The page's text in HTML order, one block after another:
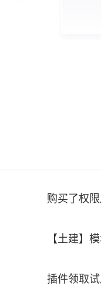
购买了权
【土建】
插件领取